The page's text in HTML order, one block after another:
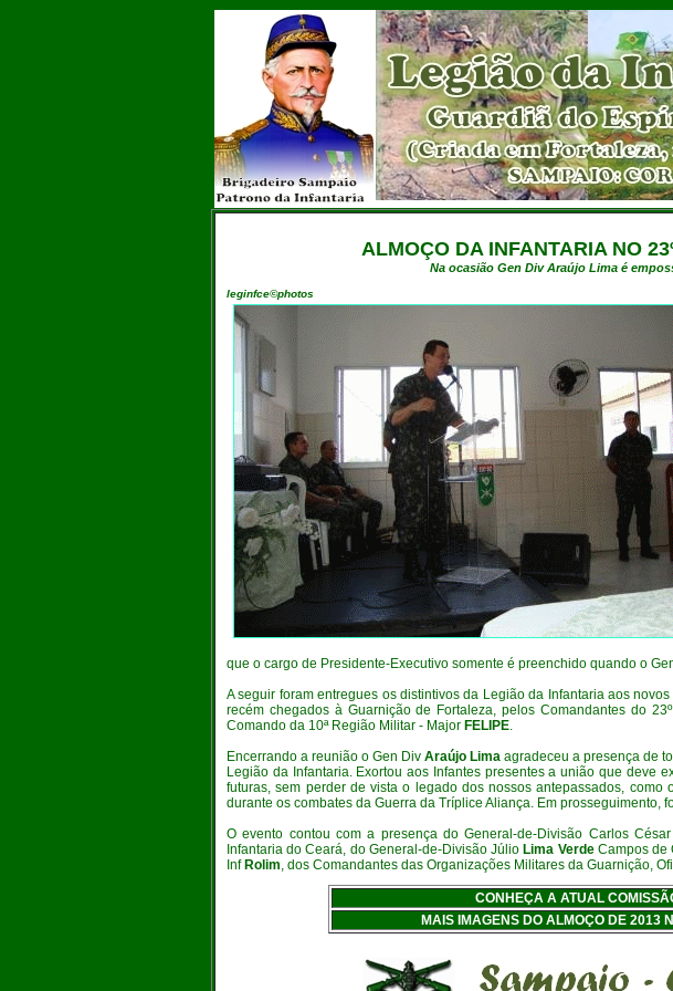
ALMOÇO DA INFANTARIA NO
Na ocasião Gen Div Araújo Lima é
leginfce©photos
que o cargo de Presidente-Executivo somente é preenchido quando o
A seguir foram entregues os distintivos da Legião da Infantaria aos
recém chegados à Guarnição de Fortaleza, pelos Comandantes do
Comando da 10ª Região Militar - Major FELIPE.
Encerrando a reunião o Gen Div Araújo Lima agradeceu a presença de
Legião da Infantaria. Exortou aos Infantes presentes a união que deve
futuras, sem perder de vista o legado dos nossos antepassados,
durante os combates da Guerra da Tríplice Aliança. Em
O evento contou com a presença do General-de-Divisão Carlos
Infantaria do Ceará, do General-de-Divisão Júlio Lima VerdeCampos de
InfRolim, dos Comandantes das Organizações Militares da Guarnição,
CONHEÇA A ATUAL
MAIS IMAGENS DO ALMOÇO DE 2013